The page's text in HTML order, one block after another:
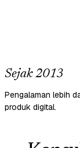
Sejak 2013
Pengalaman lebih
produk digital.